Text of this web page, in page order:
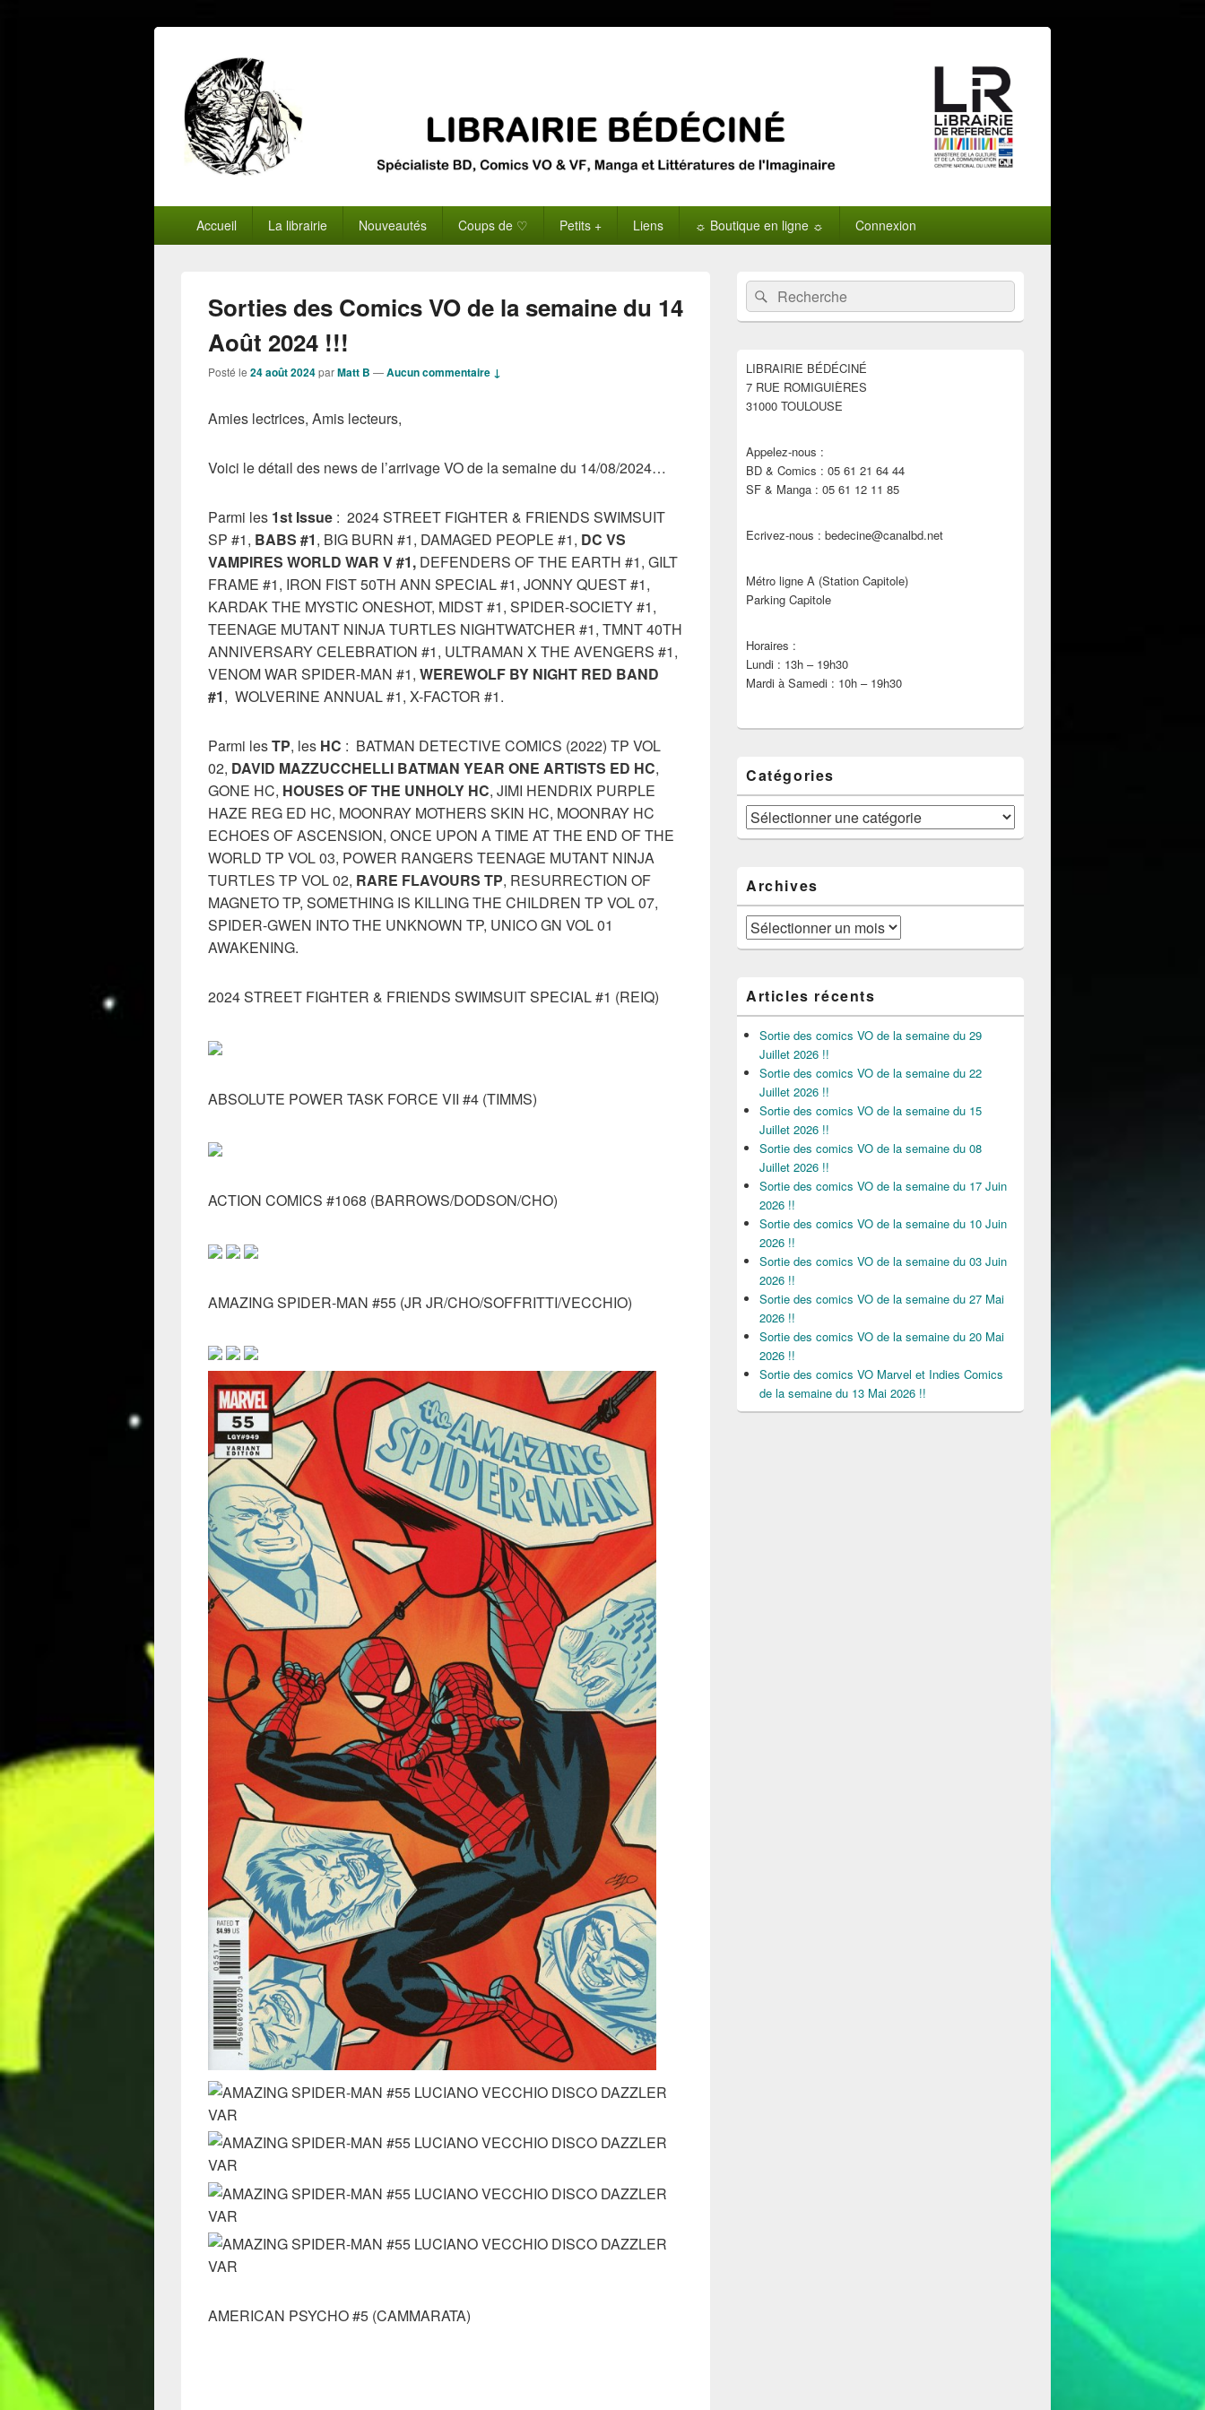
principalAccueil La librairie Nouveautés Coups de ♡ Petits + Liens ☼ Boutique en ligne ☼ Connexion
Sorties des Comics VO de la semaine du 14
Août 2024 !!!
Posté le 24 août 2024parMatt B —Aucun commentaire ↓
Amies lectrices, Amis lecteurs,
Voici le détail des news de l’arrivage VO de la semaine du 14/08/2024…
Parmi les 1st Issue : 2024 STREET FIGHTER & FRIENDS SWIMSUIT
SP #1, BABS #1, BIG BURN #1, DAMAGED PEOPLE #1, DC VS
VAMPIRES WORLD WAR V #1, DEFENDERS OF THE EARTH #1, GILT
FRAME #1, IRON FIST 50TH ANN SPECIAL #1, JONNY QUEST #1,
KARDAK THE MYSTIC ONESHOT, MIDST #1, SPIDER-SOCIETY #1,
TEENAGE MUTANT NINJA TURTLES NIGHTWATCHER #1, TMNT 40TH
ANNIVERSARY CELEBRATION #1, ULTRAMAN X THE AVENGERS #1,
VENOM WAR SPIDER-MAN #1, WEREWOLF BY NIGHT RED BAND
#1, WOLVERINE ANNUAL #1, X-FACTOR #1.
Parmi lesTP, les HC : BATMAN DETECTIVE COMICS (2022) TP VOL
02, DAVID MAZZUCCHELLI BATMAN YEAR ONE ARTISTS ED HC,
GONE HC, HOUSES OF THE UNHOLY HC, JIMI HENDRIX PURPLE
HAZE REG ED HC, MOONRAY MOTHERS SKIN HC, MOONRAY HC
ECHOES OF ASCENSION, ONCE UPON A TIME AT THE END OF THE
WORLD TP VOL 03, POWER RANGERS TEENAGE MUTANT NINJA
TURTLES TP VOL 02, RARE FLAVOURS TP, RESURRECTION OF
MAGNETO TP, SOMETHING IS KILLING THE CHILDREN TP VOL 07,
SPIDER-GWEN INTO THE UNKNOWN TP, UNICO GN VOL 01
AWAKENING.
2024 STREET FIGHTER & FRIENDS SWIMSUIT SPECIAL #1 (REIQ)
ABSOLUTE POWER TASK FORCE VII #4 (TIMMS)
ACTION COMICS #1068 (BARROWS/DODSON/CHO)
AMAZING SPIDER-MAN #55 (JR JR/CHO/SOFFRITTI/VECCHIO)
AMERICAN PSYCHO #5 (CAMMARATA)
Zone
principale
de
widget
barre
latérale
Recherche :Rechercher
LIBRAIRIE BÉDÉCINÉ
7 RUE ROMIGUIÈRES
31000 TOULOUSE
Appelez-nous :
BD & Comics : 05 61 21 64 44
SF & Manga : 05 61 12 11 85
Ecrivez-nous : bedecine@canalbd.net
Métro ligne A (Station Capitole)
Parking Capitole
Horaires :
Lundi : 13h – 19h30
Mardi à Samedi : 10h – 19h30
Catégories
Catégories
Archives
Archives
Articles récents
Sortie des comics VO de la semaine du 29
Juillet 2026 !!
Sortie des comics VO de la semaine du 22
Juillet 2026 !!
Sortie des comics VO de la semaine du 15
Juillet 2026 !!
Sortie des comics VO de la semaine du 08
Juillet 2026 !!
Sortie des comics VO de la semaine du 17 Juin
2026 !!
Sortie des comics VO de la semaine du 10 Juin
2026 !!
Sortie des comics VO de la semaine du 03 Juin
2026 !!
Sortie des comics VO de la semaine du 27 Mai
2026 !!
Sortie des comics VO de la semaine du 20 Mai
2026 !!
Sortie des comics VO Marvel et Indies Comics
de la semaine du 13 Mai 2026 !!